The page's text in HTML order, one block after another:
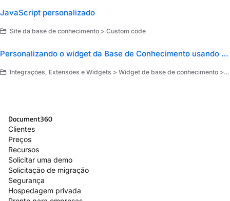
JavaScript personalizado
Site da base de conhecimento > Custom code
Personalizando o widget da Base de Conhecimento usando CSS/JavaScript Personalizado
Integrações, Extensões e Widgets > Widget de base de conhecimento > Configurar o widget da base de conhecimento
Document360
Clientes
Preços
Recursos
Solicitar uma demo
Solicitação de migração
Segurança
Hospedagem privada